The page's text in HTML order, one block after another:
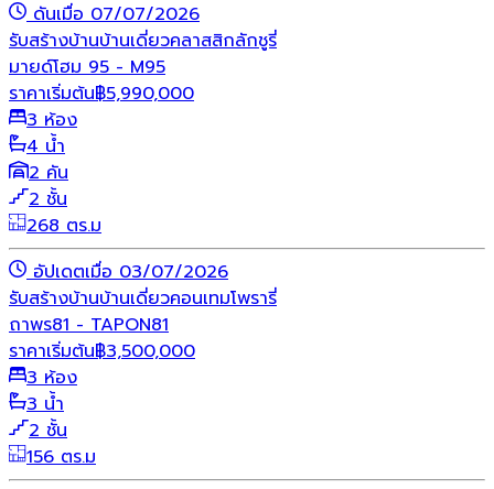
ดันเมื่อ 07/07/2026
รับสร้างบ้านบ้านเดี่ยวคลาสสิกลักชูรี่
มายด์โฮม 95 - M95
ราคาเริ่มต้น฿5,990,000
3 ห้อง
4 น้ำ
2 คัน
2 ชั้น
268 ตร.ม
อัปเดตเมื่อ 03/07/2026
รับสร้างบ้านบ้านเดี่ยวคอนเทมโพรารี่
ถาพร81 - TAPON81
ราคาเริ่มต้น฿3,500,000
3 ห้อง
3 น้ำ
2 ชั้น
156 ตร.ม